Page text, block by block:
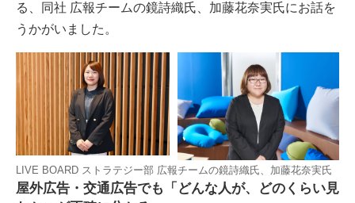
る、同社 広報チームの鏡詩織氏、加藤花奈実氏にお話を
うかがいました。
LIVE BOARD ストラテジー部 広報チームの鏡詩織氏、加藤花奈実氏
屋外広告・交通広告でも「どんな人が、どのくらい見